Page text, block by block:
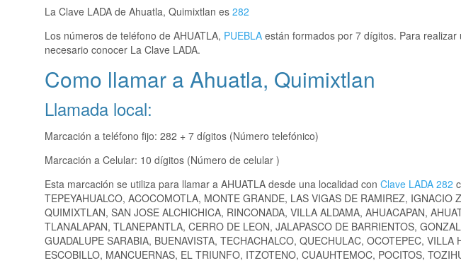
La Clave LADA de Ahuatla, Quimixtlan es 282
Los números de teléfono de AHUATLA, PUEBLA están formados por 7 dígitos. Para
necesario conocer La Clave LADA.
Como llamar a Ahuatla, Quimixtlan
Llamada local:
Marcación a teléfono fijo: 282 + 7 dígitos (Número telefónico)
Marcación a Celular: 10 dígitos (Número de celular )
Esta marcación se utiliza para llamar a AHUATLA desde una localidad con Clave LADA 282
TEPEYAHUALCO, ACOCOMOTLA, MONTE GRANDE, LAS VIGAS DE RAMIREZ, IGNACIO
QUIMIXTLAN, SAN JOSE ALCHICHICA, RINCONADA, VILLA ALDAMA, AHUACAPAN,
TLANALAPAN, TLANEPANTLA, CERRO DE LEON, JALAPASCO DE BARRIENTOS,
GUADALUPE SARABIA, BUENAVISTA, TECHACHALCO, QUECHULAC, OCOTEPEC, VILLA
ESCOBILLO, MANCUERNAS, EL TRIUNFO, ITZOTENO, CUAUHTEMOC, POCITOS,